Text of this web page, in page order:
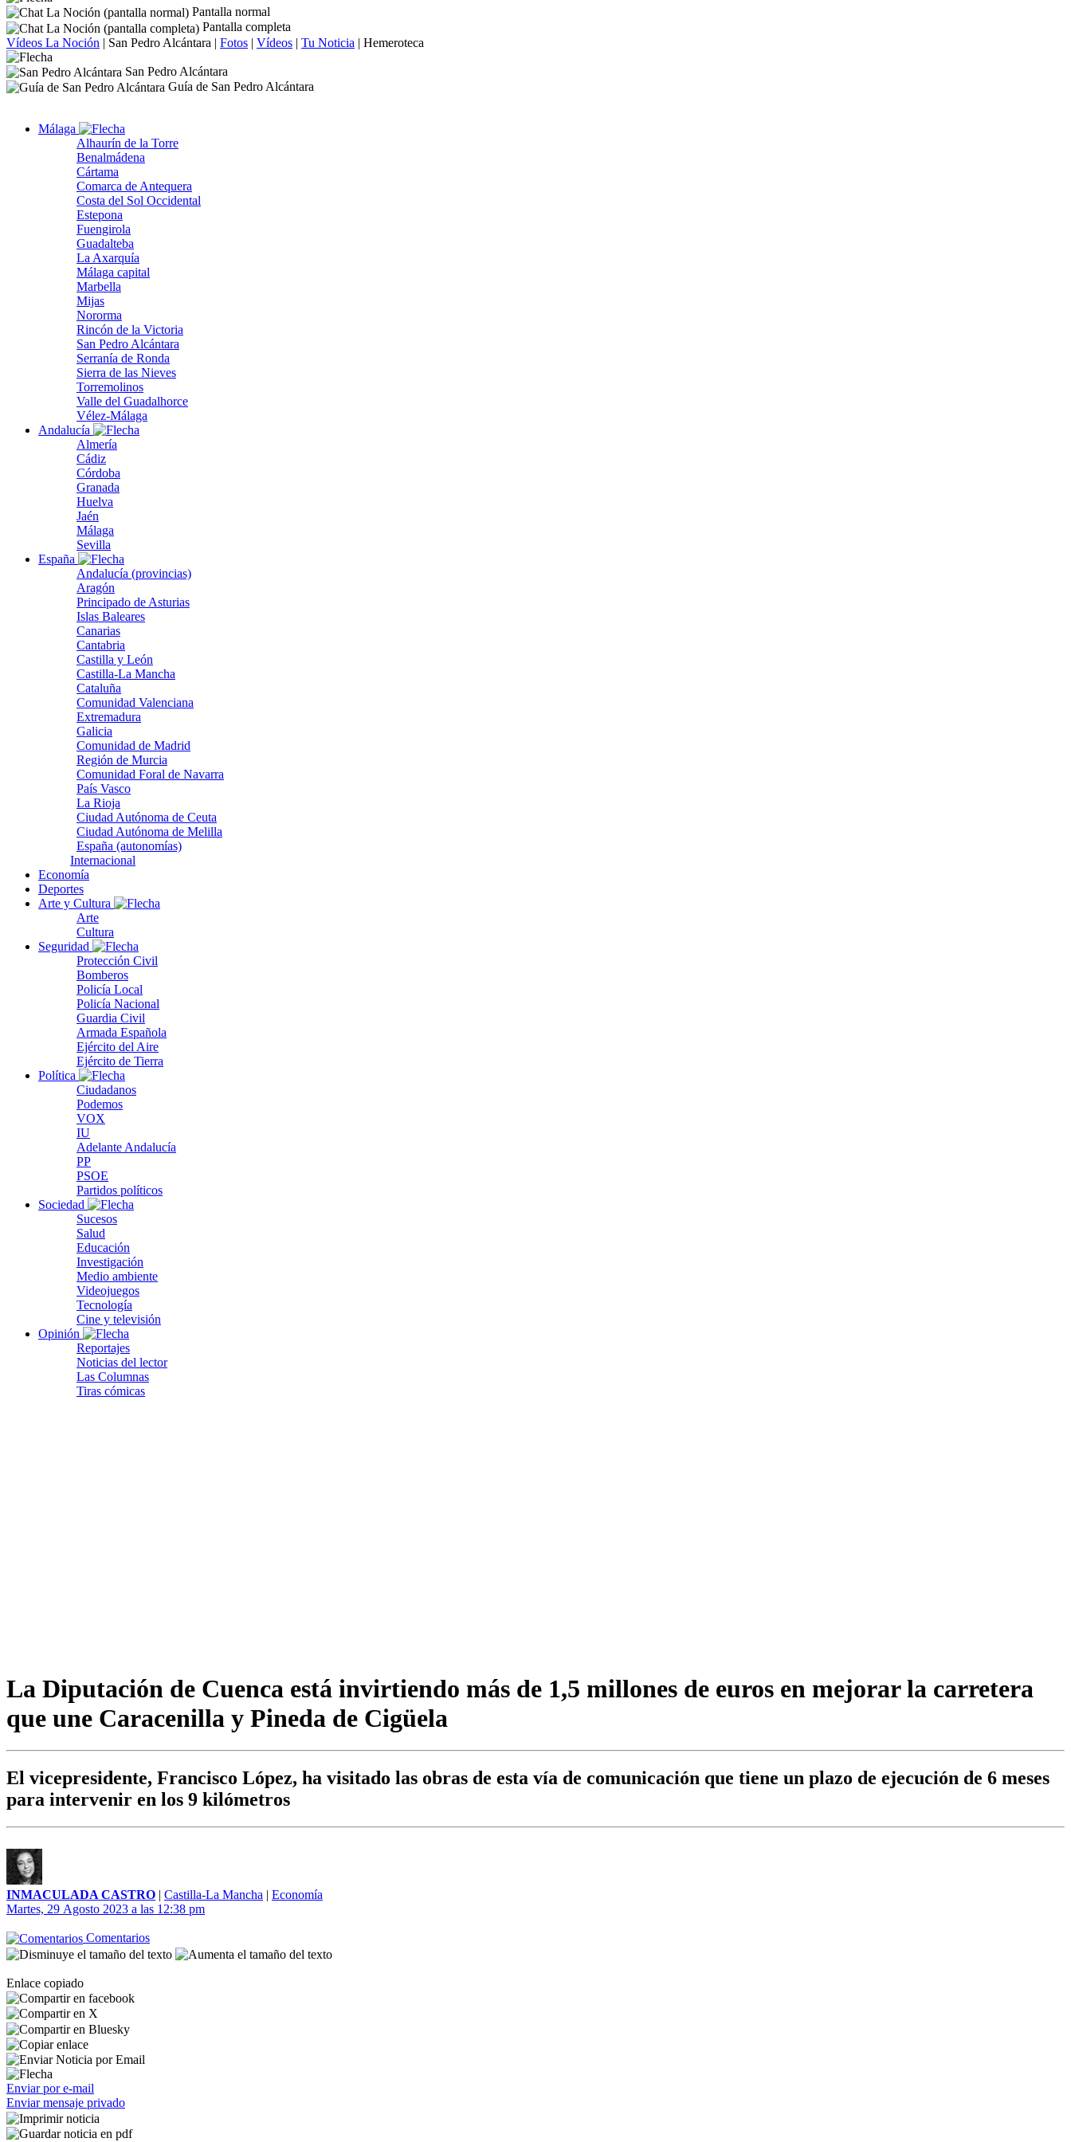
Pantalla normal
Pantalla completa
Vídeos La Noción | San Pedro Alcántara | Fotos | Vídeos | Tu Noticia | Hemeroteca
San Pedro Alcántara
Guía de San Pedro Alcántara
Málaga
Alhaurín de la Torre
Benalmádena
Cártama
Comarca de Antequera
Costa del Sol Occidental
Estepona
Fuengirola
Guadalteba
La Axarquía
Málaga capital
Marbella
Mijas
Nororma
Rincón de la Victoria
San Pedro Alcántara
Serranía de Ronda
Sierra de las Nieves
Torremolinos
Valle del Guadalhorce
Vélez-Málaga
Andalucía
Almería
Cádiz
Córdoba
Granada
Huelva
Jaén
Málaga
Sevilla
España
Andalucía (provincias)
Aragón
Principado de Asturias
Islas Baleares
Canarias
Cantabria
Castilla y León
Castilla-La Mancha
Cataluña
Comunidad Valenciana
Extremadura
Galicia
Comunidad de Madrid
Región de Murcia
Comunidad Foral de Navarra
País Vasco
La Rioja
Ciudad Autónoma de Ceuta
Ciudad Autónoma de Melilla
España (autonomías)
Internacional
Economía
Deportes
Arte y Cultura
Arte
Cultura
Seguridad
Protección Civil
Bomberos
Policía Local
Policía Nacional
Guardia Civil
Armada Española
Ejército del Aire
Ejército de Tierra
Política
Ciudadanos
Podemos
VOX
IU
Adelante Andalucía
PP
PSOE
Partidos políticos
Sociedad
Sucesos
Salud
Educación
Investigación
Medio ambiente
Videojuegos
Tecnología
Cine y televisión
Opinión
Reportajes
Noticias del lector
Las Columnas
Tiras cómicas
La Diputación de Cuenca está invirtiendo más de 1,5 millones de euros en mejorar la carretera
que une Caracenilla y Pineda de Cigüela
El vicepresidente, Francisco López, ha visitado las obras de esta vía de comunicación que tiene un plazo de ejecución de 6 meses
para intervenir en los 9 kilómetros
INMACULADA CASTRO | Castilla-La Mancha | Economía
Martes, 29 Agosto 2023 a las 12:38 pm
Comentarios
Enlace copiado
Enviar por e-mail
Enviar mensaje privado